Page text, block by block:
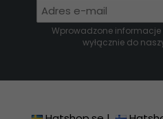
Wprowadzone
wyłącznie do